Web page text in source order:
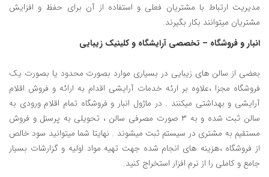
مدیریت ارتباط با مشتریان فعلی و استفاده از آن برای حفظ و افزایش
مشتریان میتوانند بکار بگیرند.
انبار و فروشگاه – تخصصی آرایشگاه و کلینیک زیبایی
بعضی از سالن های زیبایی در بسیاری موارد بصورت محدود یا بصورت یک
فروشگاه مجزا ،علاوه بر ارئه خدمات آرایشی اقدام به ارائه و فروش اقلام
آرایشی و بهداشتی میکنند . در ماژول انبار و فروشگاه تمام اقلام ورودی به
سالن ثبت شده و به ۳ صورت مصرفی سالن ، تحویلی به پرسنل و فروش
مستقیم به مشتری در سیستم ثبت میشوند . نهایتا شما میتوانید سود خالص
از فروشگاه ،هزینه های انجام شده جهت تهیه مواد اولیه و گزارشات بسیار
جامع و کاملی را از نرم افزار استخراج کنید.